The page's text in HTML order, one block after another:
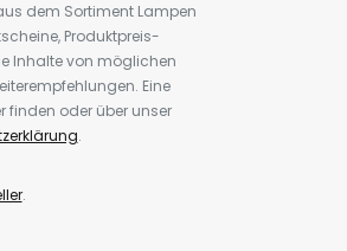
dem Sortiment Lampen
Produktpreis-
Inhalte von möglichen
Eine
finden oder über unser
.
.